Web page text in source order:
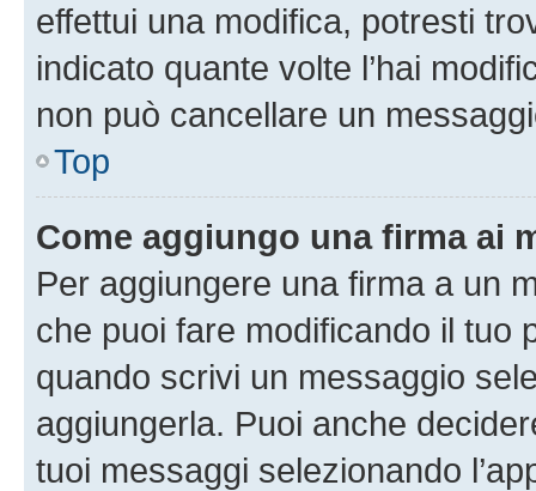
effettui una modifica, potresti
indicato quante volte l’hai
non può cancellare un
Top
Come aggiungo una firma ai
Per aggiungere una firma a un
che puoi fare modificando il tuo
quando scrivi un messaggio
aggiungerla. Puoi anche
tuoi messaggi selezionando